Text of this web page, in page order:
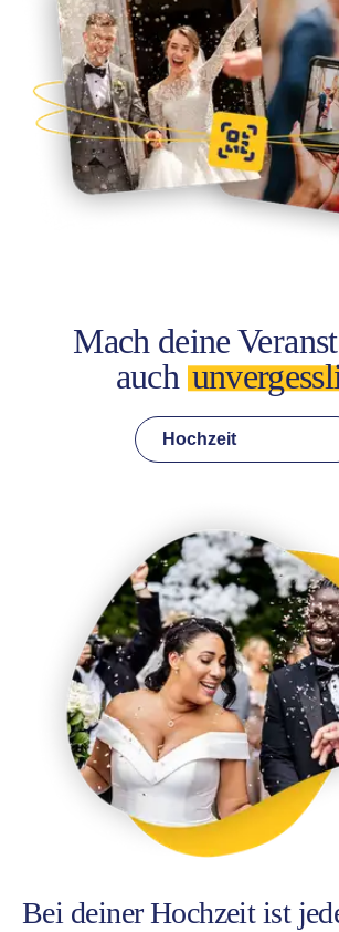
Mach deine
auch
Bei deiner Hochzeit ist